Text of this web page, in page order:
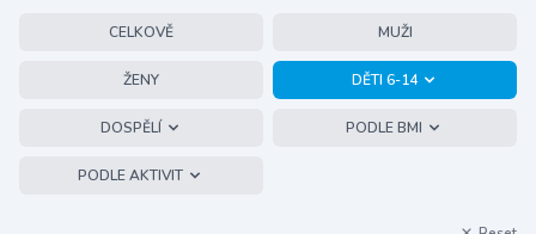
CELKOVĚ MUŽI
ŽENY DĚTI 6-14
DOSPĚLÍ PODLE BMI
PODLE AKTIVIT